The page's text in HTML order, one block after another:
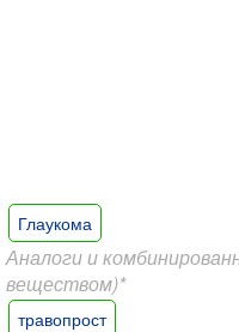
Глаукома
Аналоги и
веществом)*
травопрост